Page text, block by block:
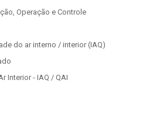
Operação e Controle
do ar interno / interior (IAQ)
Interior - IAQ / QAI